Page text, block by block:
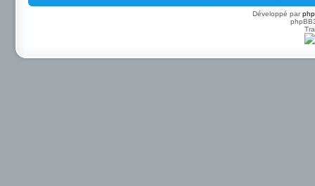
Développé par